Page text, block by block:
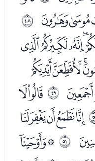
ﰯ
ﰰﮭﮮ
ﯗﯘﯙﯚﯛ
ﰲﯣﯤ